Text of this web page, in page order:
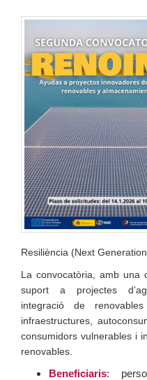
Resiliència (Next Generation
La convocatòria, amb una
suport a projectes
integració de
infraestructures
consumidors vulnerables i
renovables
Beneficiaris: